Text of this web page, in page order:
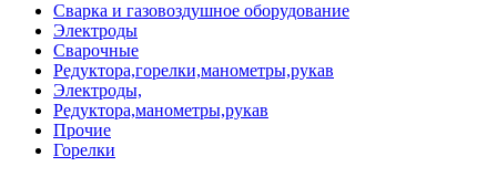
Сварка и газовоздушное оборудование
Электроды
Сварочные
Редуктора,горелки,манометры,рукав
Электроды,
Редуктора,манометры,рукав
Прочие
Горелки